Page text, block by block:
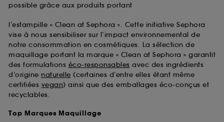
possible grâce aux produits portant
l’estampille « Clean at Sephora ». Cette initiative Sephora
vise à nous sensibiliser sur l’impact environnemental de
notre consommation en cosmétiques. La sélection de
maquillage portant la marque « Clean at Sephora » garantit
des formulations éco-responsables avec des ingrédients
d’origine naturelle (certaines d’entre elles étant même
certifiées vegan) ainsi que des emballages éco-conçus et
recyclables.
Top Marques Maquillage